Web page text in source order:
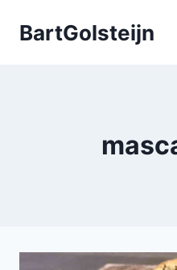
naarBartGolsteijn